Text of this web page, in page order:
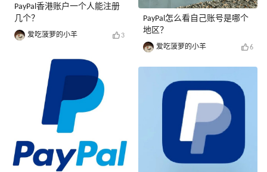
PayPal香港账户一个人能注册
几个？
爱吃菠萝的小羊 3
PayPal怎么看自己账号是哪个
地区？
爱吃菠萝的小羊 6